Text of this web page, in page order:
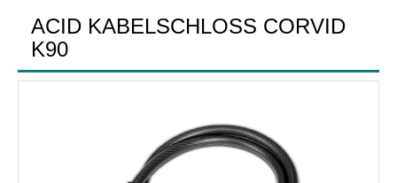
ACID KABELSCHLOSS CORVID
K90